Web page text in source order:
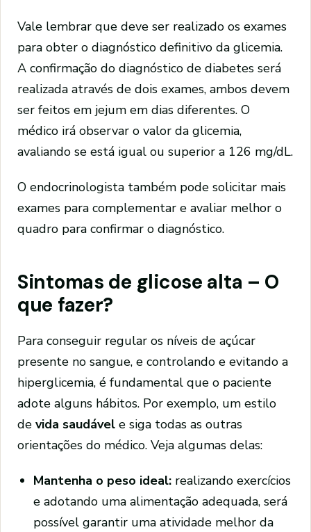
Vale lembrar que deve ser realizado os exames
para obter o diagnóstico definitivo da glicemia.
A confirmação do diagnóstico de diabetes será
realizada através de dois exames, ambos devem
ser feitos em jejum em dias diferentes. O
médico irá observar o valor da glicemia,
avaliando se está igual ou superior a 126 mg/dL.
O endocrinologista também pode solicitar mais
exames para complementar e avaliar melhor o
quadro para confirmar o diagnóstico.
Sintomas de glicose alta – O
que fazer?
Para conseguir regular os níveis de açúcar
presente no sangue, e controlando e evitando a
hiperglicemia, é fundamental que o paciente
adote alguns hábitos. Por exemplo, um estilo
de vida saudável e siga todas as outras
orientações do médico. Veja algumas delas:
Mantenha o peso ideal: realizando exercícios
e adotando uma alimentação adequada, será
possível garantir uma atividade melhor da